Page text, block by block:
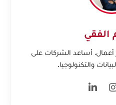
الفقي
أساعد الشركات على
والتكنولوجيا.